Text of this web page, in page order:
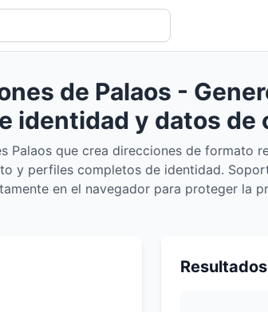
de Palaos -
identidad y datos de
Palaos que crea direcciones de formato
y perfiles completos de identidad.
en el navegador para proteger la